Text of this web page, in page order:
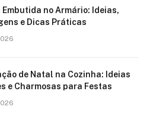
Embutida no Armário: Ideias,
e Dicas Práticas
de Natal na Cozinha: Ideias
e Charmosas para Festas